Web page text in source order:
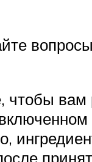
чтобы вам